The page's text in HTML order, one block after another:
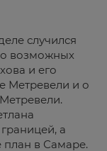
случился
о возможных
и его
Метревели и о
а
в Самаре.